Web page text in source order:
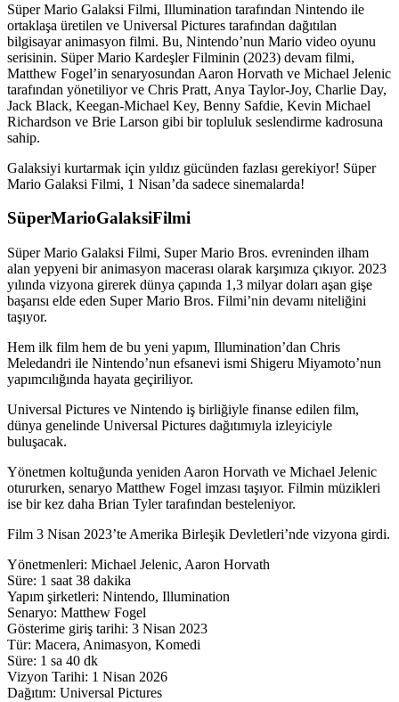
Süper Mario Galaksi Filmi, Illumination tarafından Nintendo ile
ortaklaşa üretilen ve Universal Pictures tarafından dağıtılan
bilgisayar animasyon filmi. Bu, Nintendo’nun Mario video oyunu
serisinin. Süper Mario Kardeşler Filminin (2023) devam filmi,
Matthew Fogel’in senaryosundan Aaron Horvath ve Michael Jelenic
tarafından yönetiliyor ve Chris Pratt, Anya Taylor-Joy, Charlie Day,
Jack Black, Keegan-Michael Key, Benny Safdie, Kevin Michael
Richardson ve Brie Larson gibi bir topluluk seslendirme kadrosuna
sahip.
Galaksiyi kurtarmak için yıldız gücünden fazlası gerekiyor! Süper
Mario Galaksi Filmi, 1 Nisan’da sadece sinemalarda!
SüperMarioGalaksiFilmi
Süper Mario Galaksi Filmi, Super Mario Bros. evreninden ilham
alan yepyeni bir animasyon macerası olarak karşımıza çıkıyor. 2023
yılında vizyona girerek dünya çapında 1,3 milyar doları aşan gişe
başarısı elde eden Super Mario Bros. Filmi’nin devamı niteliğini
taşıyor.
Hem ilk film hem de bu yeni yapım, Illumination’dan Chris
Meledandri ile Nintendo’nun efsanevi ismi Shigeru Miyamoto’nun
yapımcılığında hayata geçiriliyor.
Universal Pictures ve Nintendo iş birliğiyle finanse edilen film,
dünya genelinde Universal Pictures dağıtımıyla izleyiciyle
buluşacak.
Yönetmen koltuğunda yeniden Aaron Horvath ve Michael Jelenic
otururken, senaryo Matthew Fogel imzası taşıyor. Filmin müzikleri
ise bir kez daha Brian Tyler tarafından besteleniyor.
Film 3 Nisan 2023’te Amerika Birleşik Devletleri’nde vizyona girdi.
Yönetmenleri: Michael Jelenic, Aaron Horvath
Süre: 1 saat 38 dakika
Yapım şirketleri: Nintendo, Illumination
Senaryo: Matthew Fogel
Gösterime giriş tarihi: 3 Nisan 2023
Tür: Macera, Animasyon, Komedi
Süre: 1 sa 40 dk
Vizyon Tarihi: 1 Nisan 2026
Dağıtım: Universal Pictures